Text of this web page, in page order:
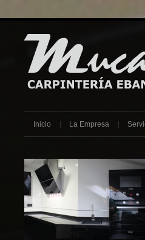
Inicio La Empresa